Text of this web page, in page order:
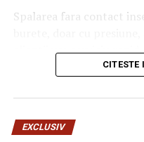
Spalarea fara contact
clientii vor serviciu
delicate sau cand
foarte murdare, cu noroi
nu poate face totul.
combinatia intre
CITESTE
EXCLUSIV